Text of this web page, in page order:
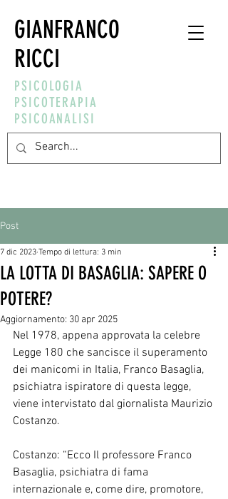
GIANFRANCO
RICCI
PSICOLOGIA
PSICOTERAPIA
PSICOANALISI
Post
LA LOTTA DI BASAGLIA: SAPERE O
POTERE?
7 dic 2023 Tempo di lettura: 3 min
Aggiornamento: 30 apr 2025
Nel 1978, appena approvata la celebre
Legge 180 che sancisce il superamento
dei manicomi in Italia, Franco Basaglia,
psichiatra ispiratore di questa legge,
viene intervistato dal giornalista Maurizio
Costanzo.
Costanzo: “Ecco Il professore Franco
Basaglia, psichiatra di fama
internazionale e, come dire, promotore,